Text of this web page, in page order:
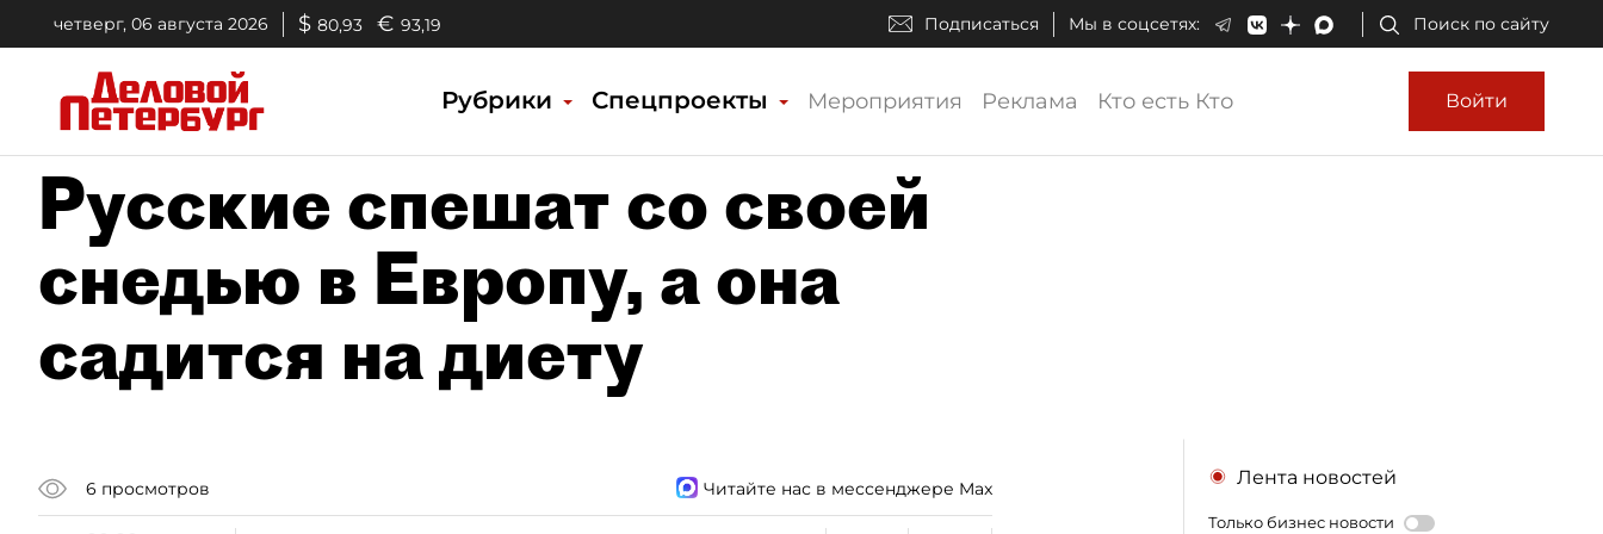
четверг, 06 августа 2026 $ 80,93 € 93,19 Подписаться Мы в соцсетях: Поиск по сайту
Рубрики Спецпроекты Мероприятия Реклама Кто есть Кто Войти
Русские спешат со своей
снедью в Европу, а она
садится на диету
6 просмотров Читайте нас в мессенджере Max Лента новостей
Только бизнес новости